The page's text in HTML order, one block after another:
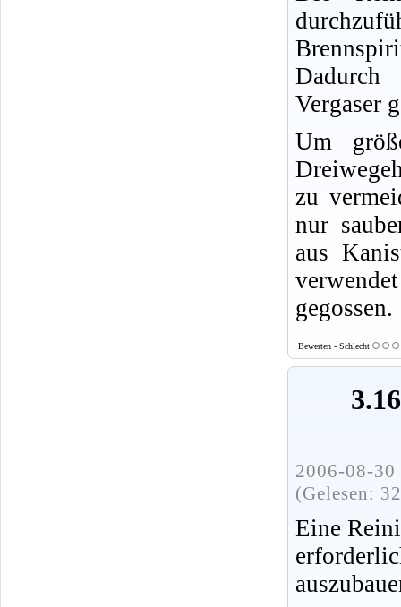
Vergaser
Um
zu
nur
aus
gegossen.
Bewerten - Schlecht
2006-08-
(Gelesen:
Eine